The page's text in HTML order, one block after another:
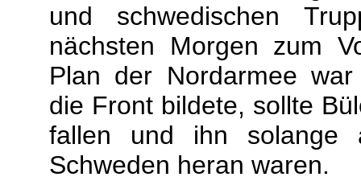
und schwedischen
nächsten Morgen zum
Plan der Nordarmee
die Front bildete, sollte
fallen und ihn solange
Schweden heran waren.